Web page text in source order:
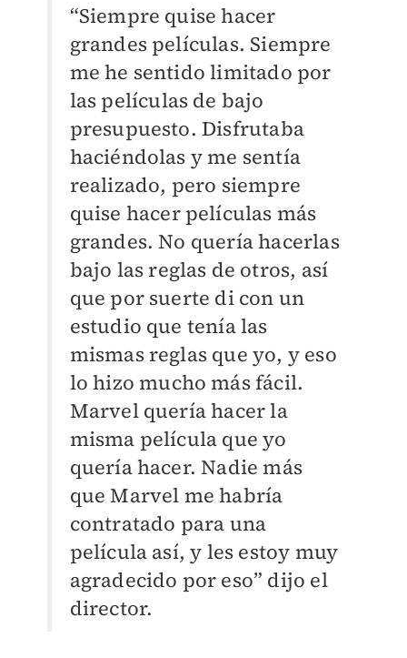
“Siempre quise hacer
grandes películas. Siempre
me he sentido limitado por
las películas de bajo
presupuesto. Disfrutaba
haciéndolas y me sentía
realizado, pero siempre
quise hacer películas más
grandes. No quería hacerlas
bajo las reglas de otros, así
que por suerte di con un
estudio que tenía las
mismas reglas que yo, y eso
lo hizo mucho más fácil.
Marvel quería hacer la
misma película que yo
quería hacer. Nadie más
que Marvel me habría
contratado para una
película así, y les estoy muy
agradecido por eso” dijo el
director.